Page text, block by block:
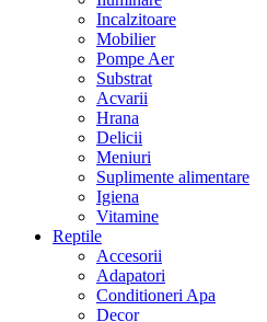
Incalzitoare
Mobilier
Pompe Aer
Substrat
Acvarii
Hrana
Delicii
Meniuri
Suplimente alimentare
Igiena
Vitamine
Reptile
Accesorii
Adapatori
Conditioneri Apa
Decor